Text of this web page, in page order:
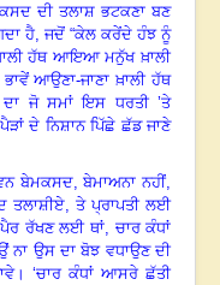
ਦੀ ਤਲਾਸ਼ ਭਟਕਣਾ ਬਣ
ਹੈ, ਜਦੋਂ “ਕੇਲ ਕਰੇਂਦੇ ਹੰਝ ਨੂੰ
ਹੱਥ ਆਇਆ ਮਨੁੱਖ ਖ਼ਾਲੀ
ਭਾਵੇਂ ਆਉਣਾ-ਜਾਣਾ ਖ਼ਾਲੀ ਹੱਥ
ਜੋ ਸਮਾਂ ਇਸ ਧਰਤੀ ’ਤੇ
ਦੇ ਨਿਸ਼ਾਨ ਪਿੱਛੇ ਛੱਡ ਜਾਣੇ
ਬੇਮਕਸਦ,ਬੇਮਾਅਨਾ ਨਹੀਂ,
ਤਲਾਸ਼ੀਏ, ਤੇ ਪ੍ਰਾਪਤੀ ਲਈ
ਰੱਖਣ ਲਈ ਥਾਂ, ਚਾਰ ਕੰਧਾਂ
ਨਾ ਉਸ ਦਾ ਬੋਝ ਵਧਾਉਣ ਦੀ
। ‘ਚਾਰ ਕੰਧਾਂ ਆਸਰੇ ਛੱਤੀ